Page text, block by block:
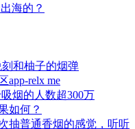
海的？
和柚子的烟弹
app-relx me
烟的人数超300万
如何？
抽普通香烟的感觉，听听